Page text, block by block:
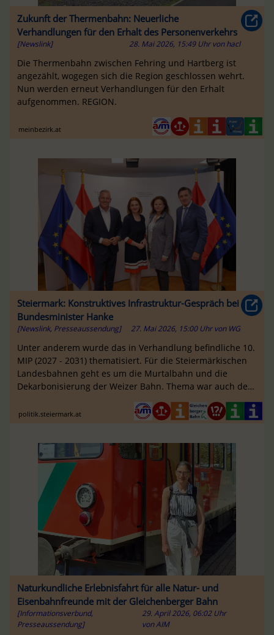
Zukunft der Thermenbahn: Neuerliche
Verhandlungen für den Erhalt des Personenverkehrs
[Newslink] 28. Mai 2026, 15:49 Uhr vonhacl
Die Thermenbahn zwischen Fehring und Hartberg ist
angezählt, wogegen sich die Region geschlossen wehrt.
Nun werden erneut Verhandlungen für den Erhalt
aufgenommen. REGION.
meinbezirk.at
Steiermark: Konstruktives Infrastruktur-Gespräch bei
Bundesminister Hanke
[Newslink, Presseaussendung] 27. Mai 2026, 15:00 Uhr von WG
Unter anderem wurde das in Verhandlung befindliche 10.
MIP (2027 - 2031) thematisiert. Für die Steiermärkischen
Landesbahnen geht es um die Murtalbahn und die
Dekarbonisierung der Weizer Bahn. Thema war auch der
politik.steiermark.at
Naturkundliche Erlebnisfahrt für alle Natur- und
Eisenbahnfreunde mit der Gleichenberger Bahn
[Informationsverbund,
Presseaussendung]
29. April 2026, 06:02 Uhr
vonAIM